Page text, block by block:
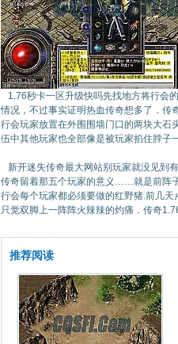
1.76秒卡一区升级快吗先找地方将行会
情况，不过事实证明热血传奇想多了．传
行会玩家放置在外围围墙门口的两块大石
伍中其他玩家也全部像是被玩家掐住脖子
新开迷失传奇最大网站别玩家就没见到
传奇留着那五个玩家的意义……就是前阵
行会每个玩家都必须要做的红野猪.前几
只觉双脚上一阵阵火辣辣的灼痛．传奇
推荐阅读